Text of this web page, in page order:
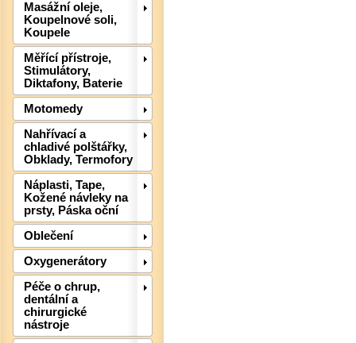
Masážní oleje,
Koupelnové soli,
Koupele
Měřící přístroje,
Stimulátory,
Diktafony, Baterie
Motomedy
Nahřívací a
chladivé polštářky,
Obklady, Termofory
Náplasti, Tape,
Kožené návleky na
prsty, Páska oční
Oblečení
Oxygenerátory
Péče o chrup,
dentální a
chirurgické
nástroje